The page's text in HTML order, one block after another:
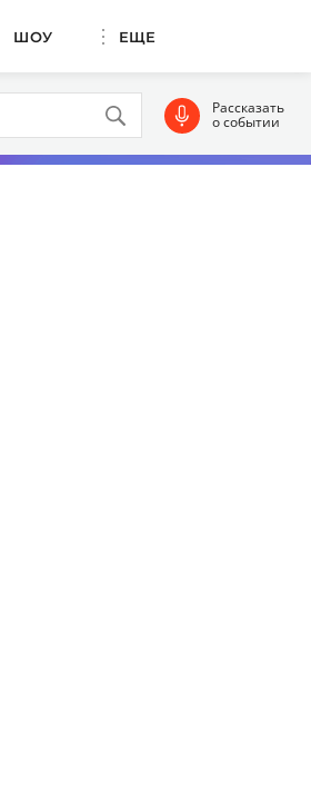
ШОУ ЕЩЕ
Рассказать
о событии